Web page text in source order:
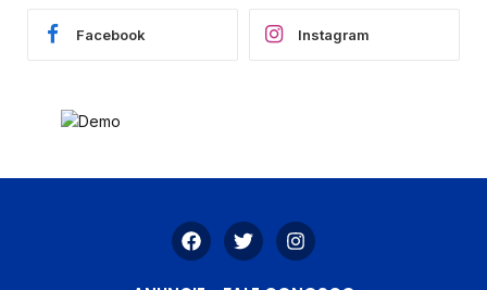
Facebook Instagram